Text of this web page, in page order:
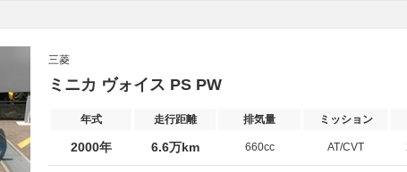
三菱
ミニカ ヴォイス PS PW
年式 走行距離 排気量 ミッション
2000年 6.6万km 660cc AT/CVT